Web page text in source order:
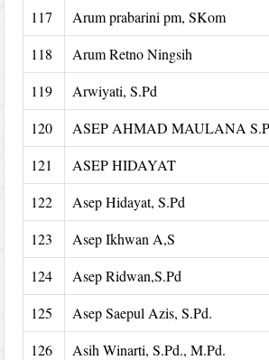
117
Arum prabarini pm, SKom
118
Arum Retno Ningsih
119
Arwiyati, S.Pd
120
ASEP AHMAD MAULANA
121
ASEP HIDAYAT
122
Asep Hidayat, S.Pd
123
Asep Ikhwan A,S
124
Asep Ridwan,S.Pd
125
Asep Saepul Azis, S.Pd.
126
Asih Winarti, S.Pd., M.Pd.